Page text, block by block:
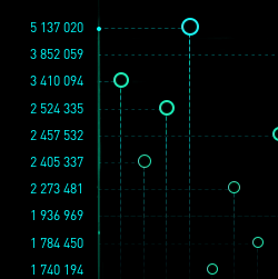
1 936 969
3 852 059
2 457 532
1 784 450
2 273 481
1 740 194
5 137 020
2 524 335
2 405 337
3 410 094